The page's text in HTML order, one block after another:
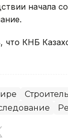
начала
что КНБ